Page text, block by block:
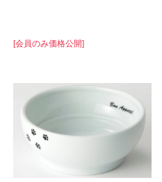
[会員のみ価格公開]